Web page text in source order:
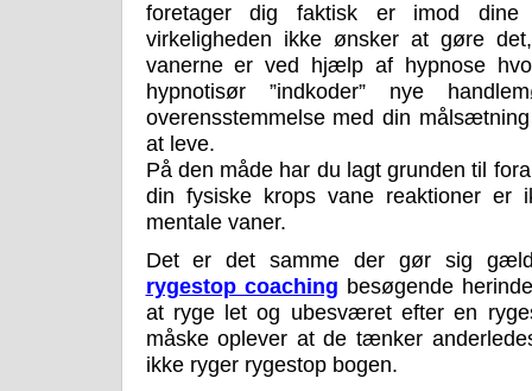
foretager dig faktisk er imod dine
virkeligheden ikke ønsker at gøre
vanerne er ved hjælp af hypnose
hypnotisør ”indkoder” nye
overensstemmelse med din
at leve.
På den måde har du lagt grunden til
din fysiske krops vane reaktioner
mentale vaner.
Det er det samme der gør sig
rygestop coaching besøgende
at ryge let og ubesværet efter en
måske oplever at de tænker
ikke ryger rygestop bogen.